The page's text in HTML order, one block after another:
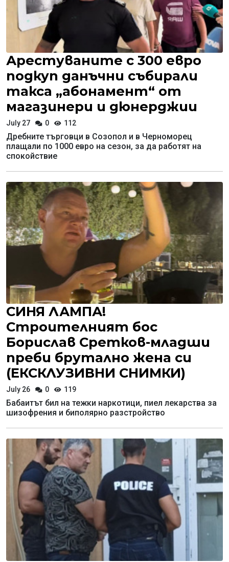
Арестуваните с 300 евро
подкуп данъчни събирали
такса „абонамент“ от
магазинери и дюнерджии
July 27 0 112
Дребните търговци в Созопол и в Черноморец
плащали по 1000 евро на сезон, за да работят на
спокойствие
СИНЯ ЛАМПА!
Строителният бос
Борислав Сретков-младши
преби брутално жена си
(ЕКСКЛУЗИВНИ СНИМКИ)
July 26 0 119
Бабаитът бил на тежки наркотици, пиел лекарства за
шизофрения и биполярно разстройство